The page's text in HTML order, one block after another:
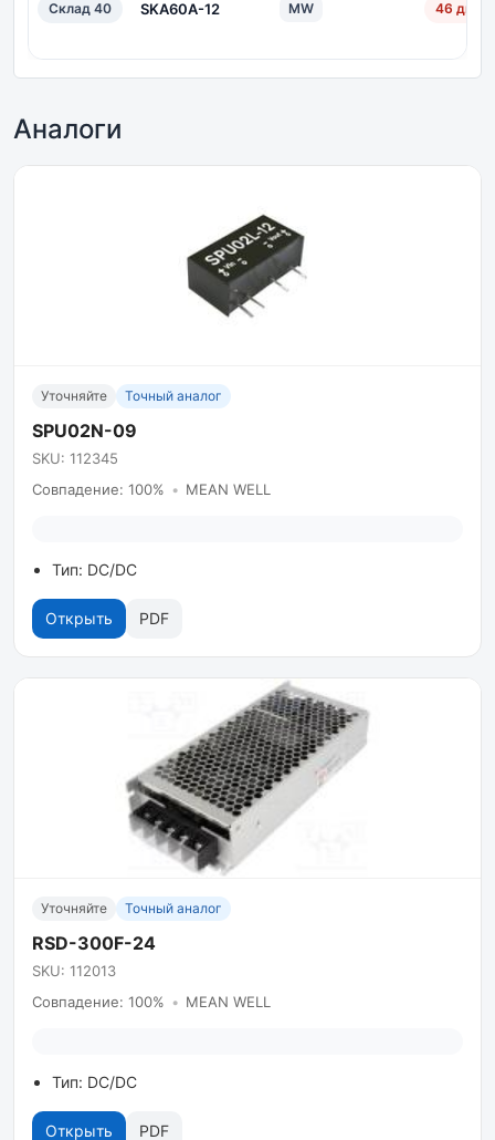
Склад 40 SKA60A-12 MW 46 дн.
Аналоги
Уточняйте Точный аналог
SPU02N-09
SKU: 112345
Совпадение: 100% • MEAN WELL
Тип: DC/DC
Открыть PDF
Уточняйте Точный аналог
RSD-300F-24
SKU: 112013
Совпадение: 100% • MEAN WELL
Тип: DC/DC
Открыть PDF